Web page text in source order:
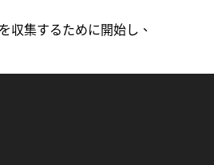
収集するために開始し、